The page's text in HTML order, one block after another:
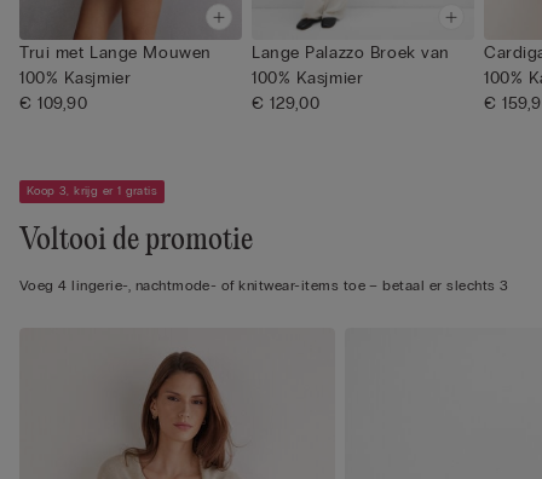
Trui met Lange Mouwen
100% Kasjmier
€ 109,90
Lange Palazzo Broek van
100% Kasjmier
€ 129,00
100%
€
Koop 3, krijg er 1 gratis
Voltooi de promotie
Voeg 4 lingerie-, nachtmode- of knitwear-items toe – betaal er slechts 3